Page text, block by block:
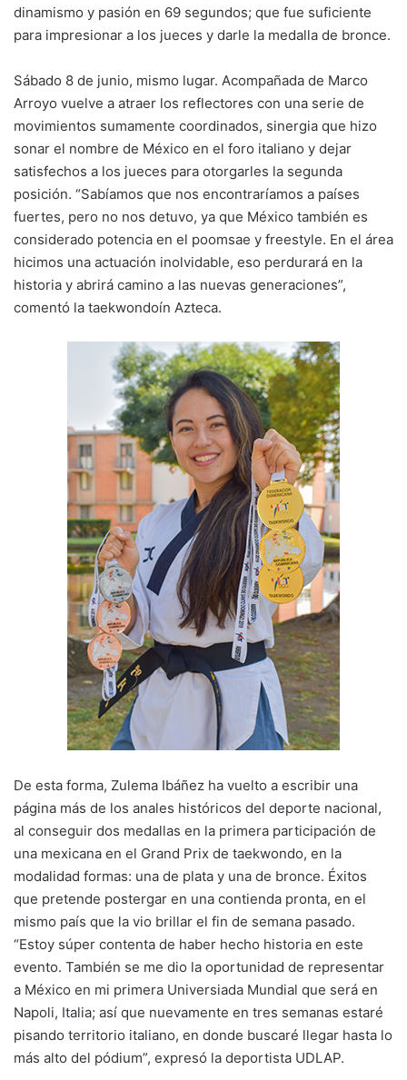
dinamismo y pasión en 69 segundos; que fue suficiente
para impresionar a los jueces y darle la medalla de bronce.
Sábado 8 de junio, mismo lugar. Acompañada de Marco
Arroyo vuelve a atraer los reflectores con una serie de
movimientos sumamente coordinados, sinergia que hizo
sonar el nombre de México en el foro italiano y dejar
satisfechos a los jueces para otorgarles la segunda
posición. “Sabíamos que nos encontraríamos a países
fuertes, pero no nos detuvo, ya que México también es
considerado potencia en el poomsae y freestyle. En el área
hicimos una actuación inolvidable, eso perdurará en la
historia y abrirá camino a las nuevas generaciones”,
comentó la taekwondoín Azteca.
De esta forma, Zulema Ibáñez ha vuelto a escribir una
página más de los anales históricos del deporte nacional,
al conseguir dos medallas en la primera participación de
una mexicana en el Grand Prix de taekwondo, en la
modalidad formas: una de plata y una de bronce. Éxitos
que pretende postergar en una contienda pronta, en el
mismo país que la vio brillar el fin de semana pasado.
“Estoy súper contenta de haber hecho historia en este
evento. También se me dio la oportunidad de representar
a México en mi primera Universiada Mundial que será en
Napoli, Italia; así que nuevamente en tres semanas estaré
pisando territorio italiano, en donde buscaré llegar hasta lo
más alto del pódium”, expresó la deportista UDLAP.